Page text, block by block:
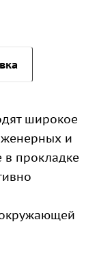
широкое
и
в прокладке